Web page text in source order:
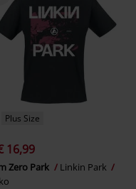
Plus Size
16,99
Zero Park
Linkin Park